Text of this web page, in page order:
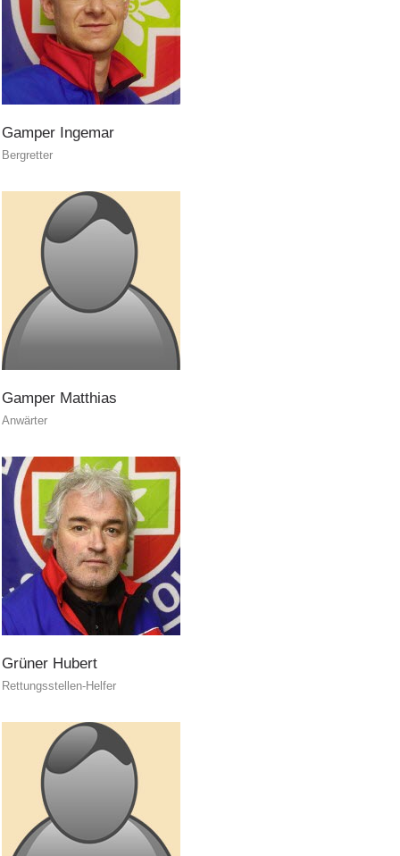
Kontakt
Gamper Ingemar
Bergretter
Gamper Matthias
Anwärter
Grüner Hubert
Rettungsstellen-Helfer